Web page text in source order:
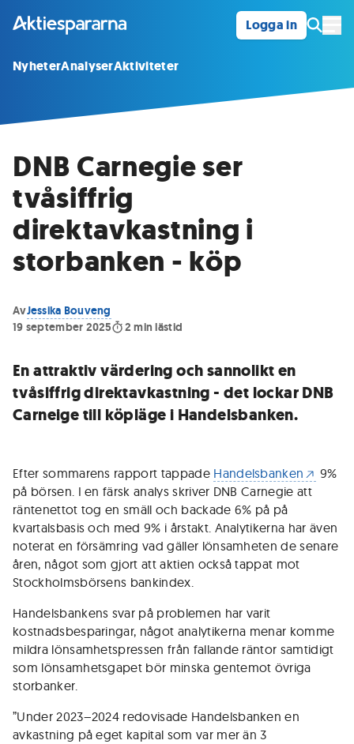
Logga in
NyheterAnalyserAktiviteter
DNB Carnegie ser
tvåsiffrig
direktavkastning i
storbanken - köp
AvJessika Bouveng
19 september 2025
2 min lästid
En attraktiv värdering och sannolikt en
tvåsiffrig direktavkastning - det lockar DNB
Carneige till köpläge i Handelsbanken.
Efter sommarens rapport tappade Handelsbanken
9%
på börsen. I en färsk analys skriver DNB Carnegie att
räntenettot tog en smäll och backade 6% på på
kvartalsbasis och med 9% i årstakt. Analytikerna har även
noterat en försämring vad gäller lönsamheten de senare
åren, något som gjort att aktien också tappat mot
Stockholmsbörsens bankindex.
Handelsbankens svar på problemen har varit
kostnadsbesparingar, något analytikerna menar komme
mildra lönsamhetspressen från fallande räntor samtidigt
som lönsamhetsgapet bör minska gentemot övriga
storbanker.
”Under 2023–2024 redovisade Handelsbanken en
avkastning på eget kapital som var mer än 3